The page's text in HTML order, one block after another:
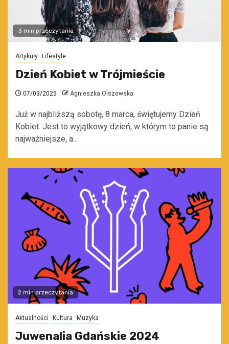
3 min przeczytania
Artykuły Lifestyle
Dzień Kobiet w Trójmieście
07/03/2025 Agnieszka Olszewska
Już w najbliższą sobotę, 8 marca, świętujemy Dzień
Kobiet. Jest to wyjątkowy dzień, w którym to panie są
najważniejsze, a...
2 min przeczytania
Aktualności Kultura Muzyka
Juwenalia Gdańskie 2024